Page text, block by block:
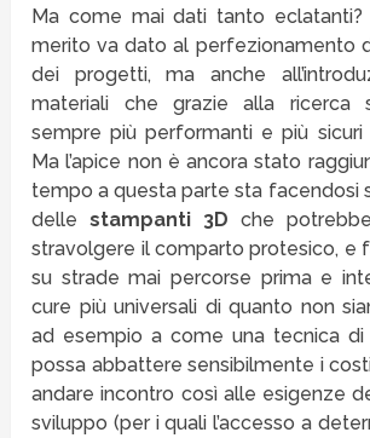
Ma come mai dati tanto eclatanti?
merito va dato al perfezionamento
dei progetti, ma anche
materiali che grazie alla ricerca
sempre più performanti e più sicuri
Ma l’apice non è ancora stato
tempo a questa parte sta facendosi
dellestampanti 3D che
stravolgere il comparto protesico, e
su strade mai percorse prima e
cure più universali di quanto non
ad esempio a come una tecnica
possa abbattere sensibilmente i
andare incontro così alle esigenze
sviluppo (per i quali l’accesso a